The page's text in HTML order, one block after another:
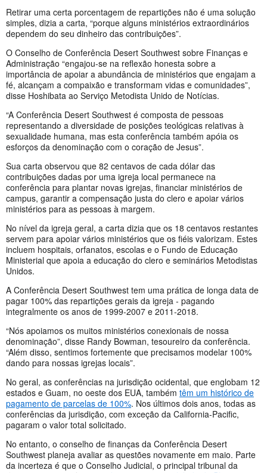
Retirar uma certa porcentagem de repartições não é uma solução
simples, dizia a carta, “porque alguns ministérios extraordinários
dependem do seu dinheiro das contribuições”.
O Conselho de Conferência Desert Southwest sobre Finanças e
Administração “engajou-se na reflexão honesta sobre a
importância de apoiar a abundância de ministérios que engajam a
fé, alcançam a compaixão e transformam vidas e comunidades”,
disse Hoshibata ao Serviço Metodista Unido de Notícias.
“A Conferência Desert Southwest é composta de pessoas
representando a diversidade de posições teológicas relativas à
sexualidade humana, mas esta conferência também apóia os
esforços da denominação com o coração de Jesus”.
Sua carta observou que 82 centavos de cada dólar das
contribuições dadas por uma igreja local permanece na
conferência para plantar novas igrejas, financiar ministérios de
campus, garantir a compensação justa do clero e apoiar vários
ministérios para as pessoas à margem.
No nível da igreja geral, a carta dizia que os 18 centavos restantes
servem para apoiar vários ministérios que os fiéis valorizam. Estes
incluem hospitais, orfanatos, escolas e o Fundo de Educação
Ministerial que apoia a educação do clero e seminários Metodistas
Unidos.
A Conferência Desert Southwest tem uma prática de longa data de
pagar 100% das repartições gerais da igreja - pagando
integralmente os anos de 1999-2007 e 2011-2018.
“Nós apoiamos os muitos ministérios conexionais de nossa
denominação”, disse Randy Bowman, tesoureiro da conferência.
“Além disso, sentimos fortemente que precisamos modelar 100%
dando para nossas igrejas locais”.
No geral, as conferências na jurisdição ocidental, que englobam 12
estados e Guam, no oeste dos EUA, também têm um histórico de
pagamento de parcelas de 100%. Nos últimos dois anos, todas as
conferências da jurisdição, com exceção da California-Pacific,
pagaram o valor total solicitado.
No entanto, o conselho de finanças da Conferência Desert
Southwest planeja avaliar as questões novamente em maio. Parte
da incerteza é que o Conselho Judicial, o principal tribunal da